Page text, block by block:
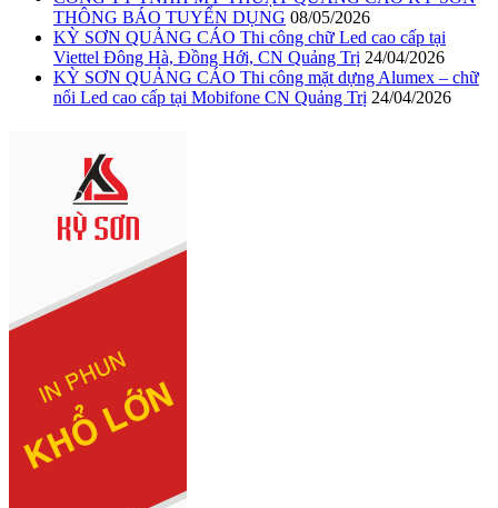
THÔNG BÁO TUYỂN DỤNG 08/05/2026
KỲ SƠN QUẢNG CÁO Thi công chữ Led cao cấp tại
Viettel Đông Hà, Đồng Hới, CN Quảng Trị 24/04/2026
KỲ SƠN QUẢNG CÁO Thi công mặt dựng Alumex – chữ
nổi Led cao cấp tại Mobifone CN Quảng Trị 24/04/2026